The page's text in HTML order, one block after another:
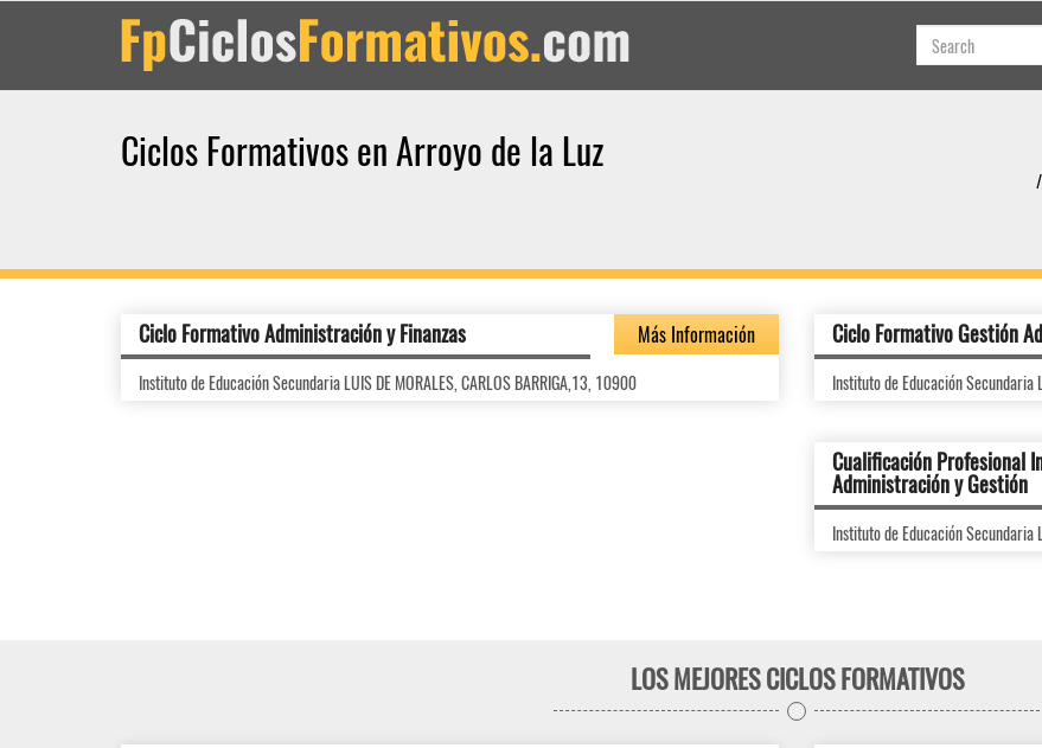
Ciclos Formativos en Arroyo de la Luz
Ciclo Formativo Administración y Finanzas Más Información
Instituto de Educación Secundaria LUIS DE MORALES, CARLOS BARRIGA,13, 10900
Ciclo Formativo Gestión
Instituto de Educación Secundaria
Cualificación Profesional
Administración y Gestión
Instituto de Educación Secundaria
LOS MEJORES CICLOS FORMATIVOS